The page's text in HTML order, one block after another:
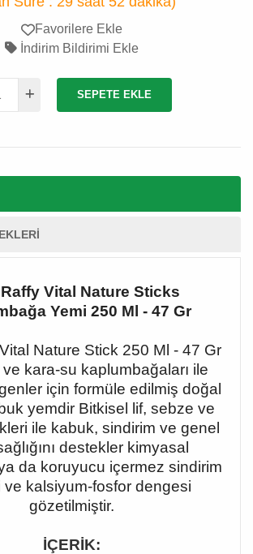
Favorilere Ekle
İndirim Bildirimi Ekle
SEPETE EKLE
Vital Nature Sticks
Yemi 250 Ml - 47 Gr
Nature Stick 250 Ml - 47 Gr
kara-su kaplumbağaları ile
için formüle edilmiş doğal
yemdir Bitkisel lif, sebze ve
ile kabuk, sindirim ve genel
destekler kimyasal
ya da koruyucu içermez sindirim
ve kalsiyum-fosfor dengesi
gözetilmiştir.
İÇERİK: